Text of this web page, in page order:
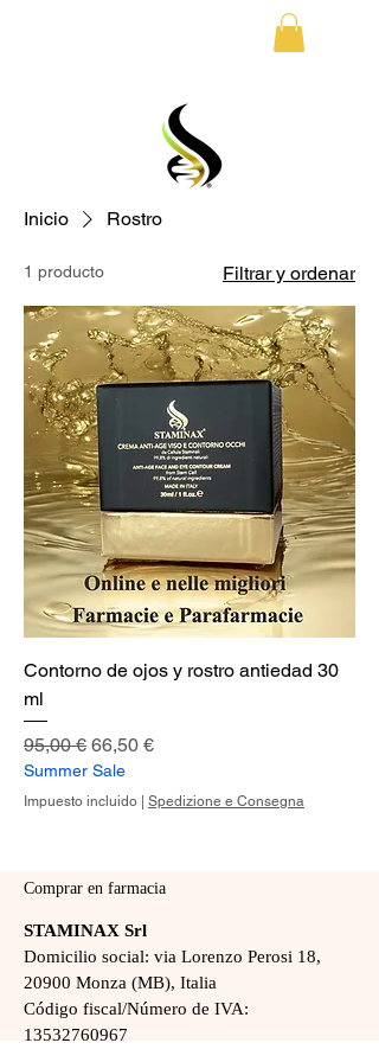
Inicio Rostro
1 producto Filtrar y ordenar
Contorno de ojos y rostro antiedad 30
ml
Precio
95,00 € Precio de oferta
66,50 €
Summer Sale
Impuesto incluido Spedizione e Consegna
Comprar en farmacia
STAMINAX Srl
Domicilio social: via Lorenzo Perosi 18,
20900 Monza (MB), Italia
Código fiscal/Número de IVA:
13532760967